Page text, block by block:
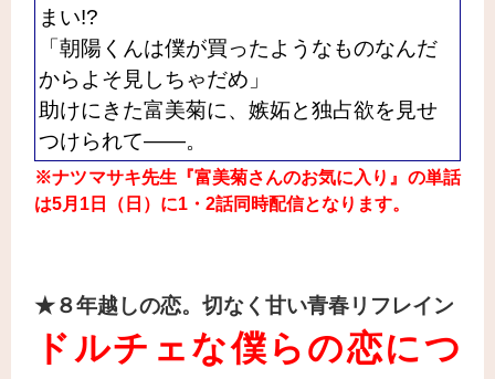
まい!?
「朝陽くんは僕が買ったようなものなんだ
からよそ見しちゃだめ」
助けにきた富美菊に、嫉妬と独占欲を見せ
つけられて――。
※ナツマサキ先生『富美菊さんのお気に入り』の単話
は5月1日（日）に1・2話同時配信となります。
★８年越しの恋。切なく甘い青春リフレイン
ドルチェな僕らの恋につ